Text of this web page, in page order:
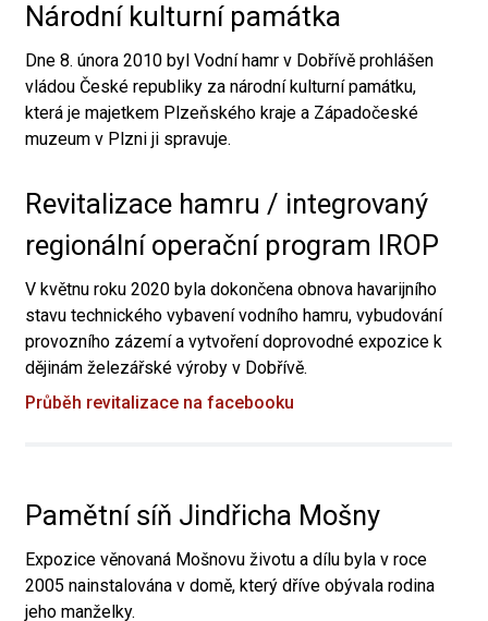
Národní kulturní památka
Dne 8. února 2010 byl Vodní hamr v Dobřívě prohlášen
vládou České republiky za národní kulturní památku,
která je majetkem Plzeňského kraje a Západočeské
muzeum v Plzni ji spravuje.
Revitalizace hamru / integrovaný
regionální operační program IROP
V květnu roku 2020 byla dokončena obnova havarijního
stavu technického vybavení vodního hamru, vybudování
provozního zázemí a vytvoření doprovodné expozice k
dějinám železářské výroby v Dobřívě.
Průběh revitalizace na facebooku
Pamětní síň Jindřicha Mošny
Expozice věnovaná Mošnovu životu a dílu byla v roce
2005 nainstalována v domě, který dříve obývala rodina
jeho manželky.